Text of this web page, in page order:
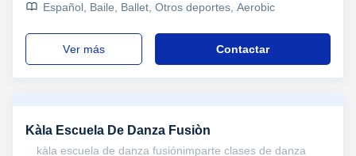
Español, Baile, Ballet, Otros deportes, Aerobic
ver más Contactar
Kàla Escuela De Danza Fusiòn
kàla escuela de danza fusiónimparte clases de danza